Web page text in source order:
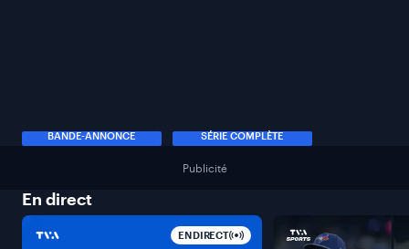
BANDE-ANNONCE SÉRIE COMPLÈTE
Publicité
En direct
EN DIRECT